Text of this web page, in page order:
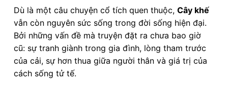
Dù là một câu chuyện cổ tích quen thuộc, Cây khế
vẫn còn nguyên sức sống trong đời sống hiện đại.
Bởi những vấn đề mà truyện đặt ra chưa bao giờ
cũ: sự tranh giành trong gia đình, lòng tham trước
của cải, sự hơn thua giữa người thân và giá trị của
cách sống tử tế.